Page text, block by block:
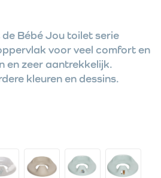
Bébé Jou toilet serie
voor veel comfort en
en zeer aantrekkelijk.
kleuren en dessins.